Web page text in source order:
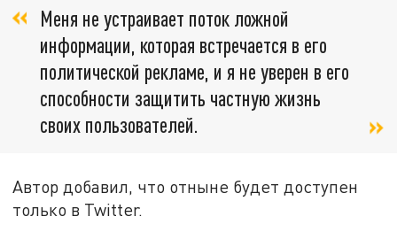
Меня не устраивает поток ложной
информации, которая встречается в его
политической рекламе, и я не уверен в его
способности защитить частную жизнь
своих пользователей.
Автор добавил, что отныне будет доступен
только в Twitter.